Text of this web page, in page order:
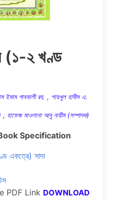
(১-২ খণ্ড
গাযযালী রহ. , শায়খুল হাদীস এ.
মাওলানা আবু নায়ীম (সম্পাদক)
Specification
‍একত্রে) ‍সাদা
PDF Link DOWNLOAD